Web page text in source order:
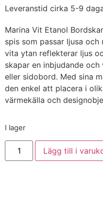
Leveranstid cirka 5-9
Marina Vit Etanol
spis som passar ljusa och
vita ytan reflekterar ljus
skapar en inbjudande
eller sidobord. Med sina
den enkel att placera i
värmekälla och
I lager
Lägg till i